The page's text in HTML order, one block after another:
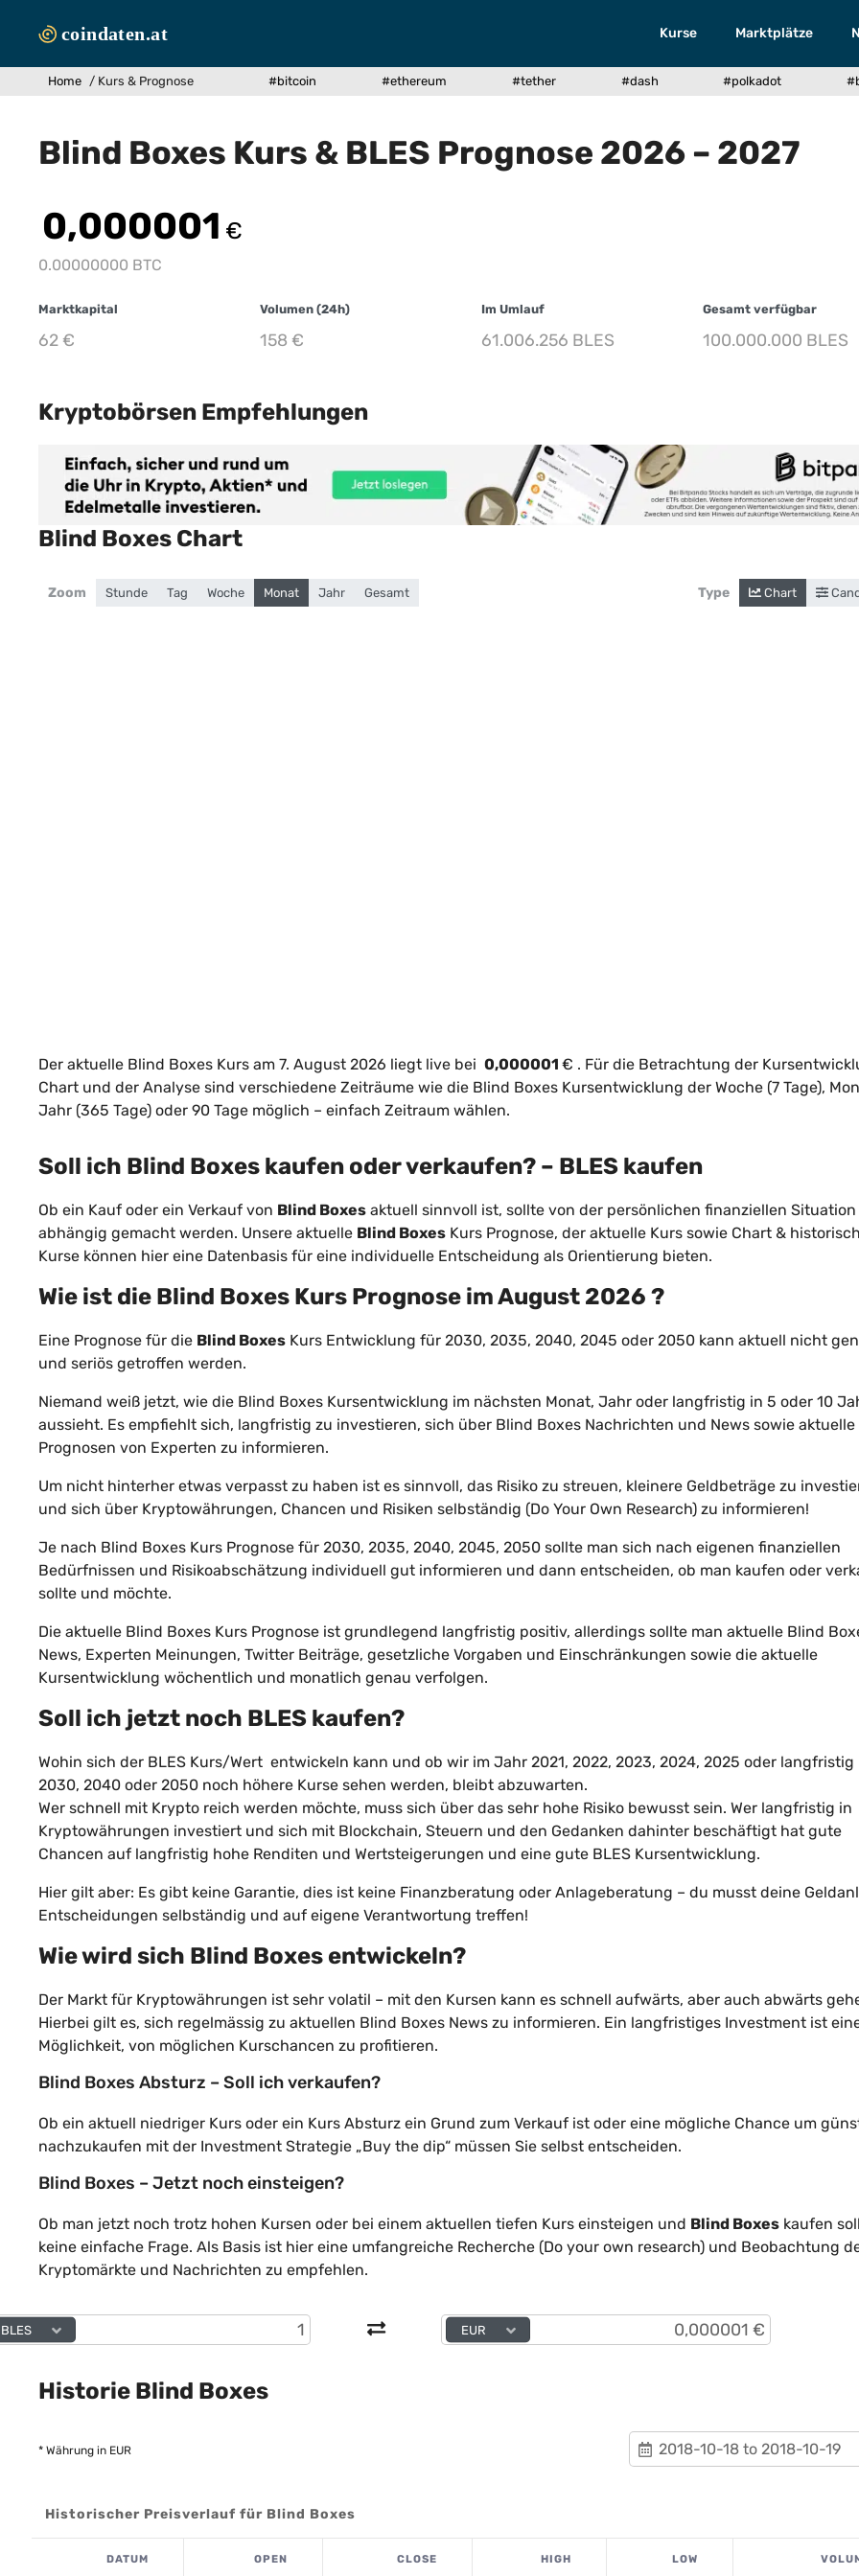
Inhalt
Kurse Marktplätze
Home / Kurs & Prognose #bitcoin #ethereum #tether #dash #polkadot
Blind Boxes Kurs & BLES Prognose 2026 – 2027
0,000001 €
0.00000000 BTC
Marktkapital
62 €
Volumen (24h)
158 €
Im Umlauf
61.006.256 BLES
Gesamt verfügbar
100.000.000 BLES
Kryptobörsen Empfehlungen
Blind Boxes Chart
Zoom Stunde Tag Woche Monat Jahr Gesamt Type Chart
Der aktuelle Blind Boxes Kurs am 7. August 2026 liegt live bei 0,000001 € . Für die Betrachtung der
Chart und der Analyse sind verschiedene Zeiträume wie die Blind Boxes Kursentwicklung der Woche (7 Tage),
Jahr (365 Tage) oder 90 Tage möglich – einfach Zeitraum wählen.
Soll ich Blind Boxes kaufen oder verkaufen? – BLES kaufen
Ob ein Kauf oder ein Verkauf von Blind Boxes aktuell sinnvoll ist, sollte von der persönlichen finanziellen Situation
abhängig gemacht werden. Unsere aktuelle Blind Boxes Kurs Prognose, der aktuelle Kurs sowie Chart &
Kurse können hier eine Datenbasis für eine individuelle Entscheidung als Orientierung bieten.
Wie ist die Blind Boxes Kurs Prognose imAugust 2026 ?
Eine Prognose für die Blind Boxes Kurs Entwicklung für 2030, 2035, 2040, 2045 oder 2050 kann aktuell nicht
und seriös getroffen werden.
Niemand weiß jetzt, wie die Blind Boxes Kursentwicklung im nächsten Monat, Jahr oder langfristig in 5 oder 10
aussieht. Es empfiehlt sich, langfristig zu investieren, sich über Blind Boxes Nachrichten und News sowie aktuelle
Prognosen von Experten zu informieren.
Um nicht hinterher etwas verpasst zu haben ist es sinnvoll, das Risiko zu streuen, kleinere Geldbeträge zu
und sich über Kryptowährungen, Chancen und Risiken selbständig (Do Your Own Research) zu informieren!
Je nach Blind Boxes Kurs Prognose für 2030, 2035, 2040, 2045, 2050 sollte man sich nach eigenen finanziellen
Bedürfnissen und Risikoabschätzung individuell gut informieren und dann entscheiden, ob man kaufen oder
sollte und möchte.
Die aktuelle Blind Boxes Kurs Prognose ist grundlegend langfristig positiv, allerdings sollte man aktuelle Blind
News, Experten Meinungen, Twitter Beiträge, gesetzliche Vorgaben und Einschränkungen sowie die aktuelle
Kursentwicklung wöchentlich und monatlich genau verfolgen.
Soll ich jetzt noch BLES kaufen?
Wohin sich der BLES Kurs/Wert entwickeln kann und ob wir im Jahr 2021, 2022, 2023, 2024, 2025 oder langfristig
2030, 2040 oder 2050 noch höhere Kurse sehen werden, bleibt abzuwarten.
Wer schnell mit Krypto reich werden möchte, muss sich über das sehr hohe Risiko bewusst sein. Wer langfristig in
Kryptowährungen investiert und sich mit Blockchain, Steuern und den Gedanken dahinter beschäftigt hat gute
Chancen auf langfristig hohe Renditen und Wertsteigerungen und eine gute BLES Kursentwicklung.
Hier gilt aber: Es gibt keine Garantie, dies ist keine Finanzberatung oder Anlageberatung – du musst deine
Entscheidungen selbständig und auf eigene Verantwortung treffen!
Wie wird sich Blind Boxes entwickeln?
Der Markt für Kryptowährungen ist sehr volatil – mit den Kursen kann es schnell aufwärts, aber auch abwärts
Hierbei gilt es, sich regelmässig zu aktuellen Blind Boxes News zu informieren. Ein langfristiges Investment ist
Möglichkeit, von möglichen Kurschancen zu profitieren.
Blind Boxes Absturz – Soll ich verkaufen?
Ob ein aktuell niedriger Kurs oder ein Kurs Absturz ein Grund zum Verkauf ist oder eine mögliche Chance um
nachzukaufen mit der Investment Strategie „Buy the dip“ müssen Sie selbst entscheiden.
Blind Boxes – Jetzt noch einsteigen?
Ob man jetzt noch trotz hohen Kursen oder bei einem aktuellen tiefen Kurs einsteigen und Blind Boxes kaufen
keine einfache Frage. Als Basis ist hier eine umfangreiche Recherche (Do your own research) und Beobachtung
Kryptomärkte und Nachrichten zu empfehlen.
BLES EUR
Historie Blind Boxes
* Währung in EUR
Historischer Preisverlauf für Blind Boxes
DATUM OPEN CLOSE HIGH LOW